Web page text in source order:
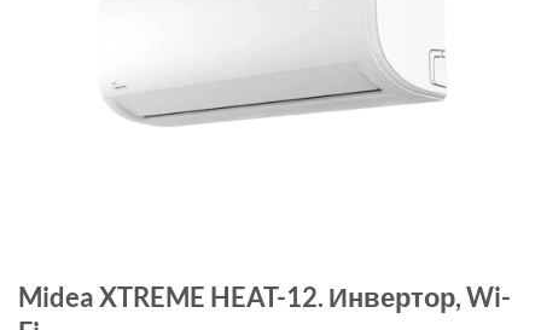
Midea XTREME HEAT-12. Инвертор, Wi-